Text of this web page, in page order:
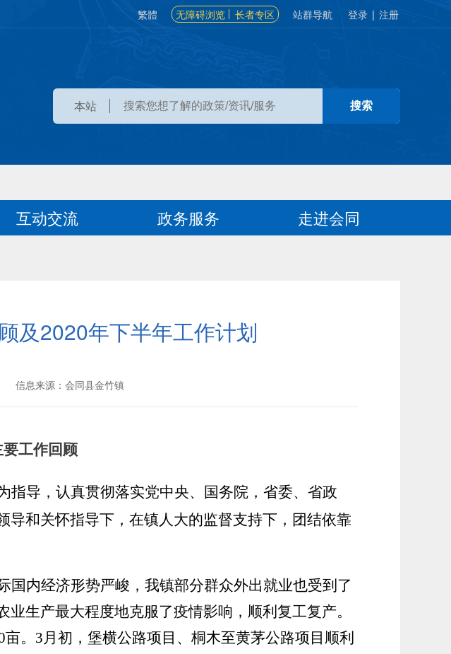
繁體 无障碍浏览 长者专区 站群导航 登录 | 注册
本站
互动交流 政务服务 走进会同
及2020年下半年工作计划
信息来源：会同县金竹镇
要工作回顾
指导，认真贯彻落实党中央、国务院，省委、省政
导和关怀指导下，在镇人大的监督支持下，团结依靠
国内经济形势严峻，我镇部分群众外出就业也受到了
生产最大程度地克服了疫情影响，顺利复工复产。
。3月初，堡横公路项目、桐木至黄茅公路项目顺利